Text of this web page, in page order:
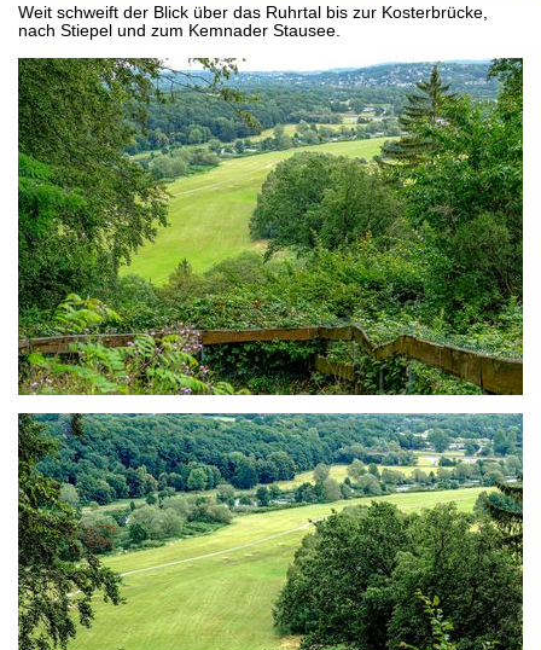
Weit schweift der Blick über das Ruhrtal bis zur Kosterbrücke,
nach Stiepel und zum Kemnader Stausee.